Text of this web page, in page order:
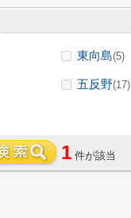
東向島(5)
五反野(17)
1 件が該当